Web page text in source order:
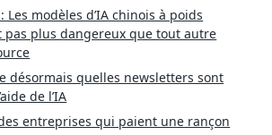
: Les modèles d’IA chinois à poids
pas plus dangereux que tout autre
désormais quelles newsletters sont
de l’IA
entreprises qui paient une rançon